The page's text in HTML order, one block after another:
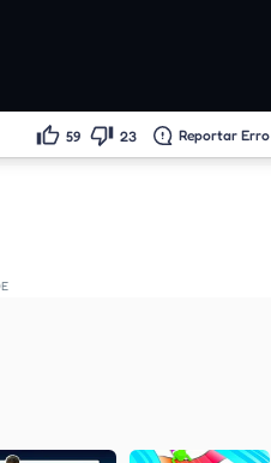
59 23 Reportar Erro